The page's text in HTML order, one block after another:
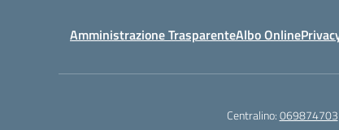
Amministrazione TrasparenteAlbo Online
Centralino:069874703